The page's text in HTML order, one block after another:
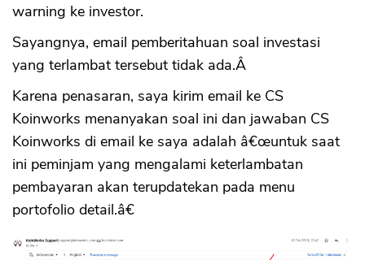
warning ke investor.
Sayangnya, email pemberitahuan soal investasi
yang terlambat tersebut tidak ada.Â
Karena penasaran, saya kirim email ke CS
Koinworks menanyakan soal ini dan jawaban CS
Koinworks di email ke saya adalah â€œuntuk saat
ini peminjam yang mengalami keterlambatan
pembayaran akan terupdatekan pada menu
portofolio detail.â€